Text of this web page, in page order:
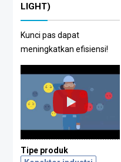
LIGHT)
Kunci pas dapat
meningkatkan efisiensi!
Tipe produk